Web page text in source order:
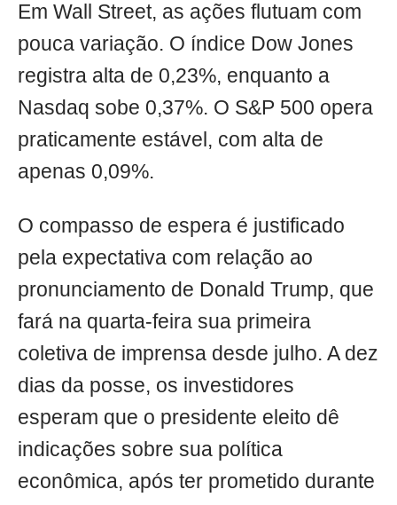
Em Wall Street, as ações flutuam com
pouca variação. O índice Dow Jones
registra alta de 0,23%, enquanto a
Nasdaq sobe 0,37%. O S&P 500 opera
praticamente estável, com alta de
apenas 0,09%.
O compasso de espera é justificado
pela expectativa com relação ao
pronunciamento de Donald Trump, que
fará na quarta-feira sua primeira
coletiva de imprensa desde julho. A dez
dias da posse, os investidores
esperam que o presidente eleito dê
indicações sobre sua política
econômica, após ter prometido durante